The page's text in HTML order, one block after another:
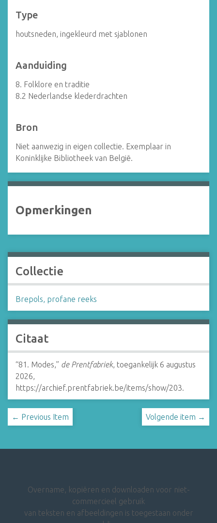
Type
houtsneden, ingekleurd met sjablonen
Aanduiding
8. Folklore en traditie
8.2 Nederlandse klederdrachten
Bron
Niet aanwezig in eigen collectie. Exemplaar in
Koninklijke Bibliotheek van België.
Opmerkingen
Collectie
Brepols, profane reeks
Citaat
“81. Modes,” de Prentfabriek, toegankelijk 6 augustus
2026,
https://archief.prentfabriek.be/items/show/203.
← Previous Item Volgende item →
Overname, kopiëren en downloaden voor niet-
commercieel gebruik
van teksten en afbeeldingen is toegestaan onder